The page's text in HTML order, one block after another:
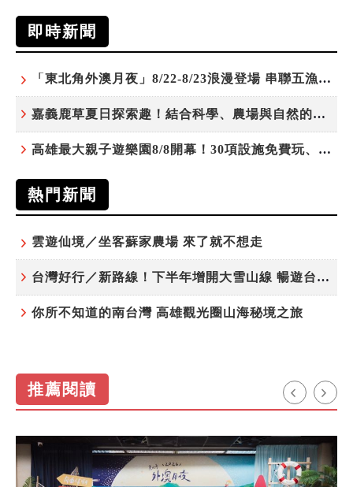
即時新聞
「東北角外澳月夜」8/22-8/23浪漫登場 串聯五漁村、音樂、市集、火舞與慢旅共度夏夜
嘉義鹿草夏日探索趣！結合科學、農場與自然的親子小旅行
高雄最大親子遊樂園8/8開幕！30項設施免費玩、YOYO家族嗨翻暑假
熱門新聞
雲遊仙境／坐客蘇家農場 來了就不想走
台灣好行／新路線！下半年增開大雪山線 暢遊台中更便利
你所不知道的南台灣 高雄觀光圈山海秘境之旅
推薦閱讀